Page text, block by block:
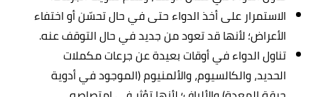
الاستمرار على أخذ الدواء حتى في حال تحسّن أو اختفاء
الأعراض؛ لأنها قد تعود من جديد في حال التوقف عنه.
تناول الدواء في أوقات بعيدة عن جرعات مكملات
الحديد، والكالسيوم، والألمنيوم (الموجود في أدوية